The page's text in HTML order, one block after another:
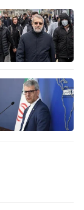
。。如今，
剧的舞台，
动了票房。
，但是未必